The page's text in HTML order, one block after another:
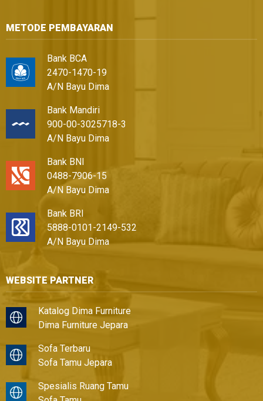
METODE PEMBAYARAN
Bank BCA
2470-1470-19
A/N Bayu Dima
Bank Mandiri
900-00-3025718-3
A/N Bayu Dima
Bank BNI
0488-7906-15
A/N Bayu Dima
Bank BRI
5888-0101-2149-532
A/N Bayu Dima
WEBSITE PARTNER
Katalog Dima Furniture
Dima Furniture Jepara
Sofa Terbaru
Sofa Tamu Jepara
Spesialis Ruang Tamu